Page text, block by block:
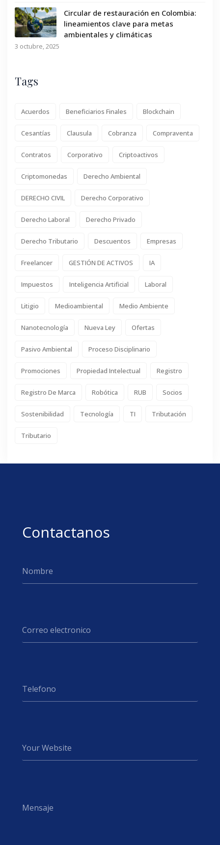
Circular de restauración en Colombia:
lineamientos clave para metas
ambientales y climáticas
3 octubre, 2025
Tags
Acuerdos Beneficiarios Finales Blockchain
Cesantías Clausula Cobranza Compraventa
Contratos Corporativo Criptoactivos
Criptomonedas Derecho Ambiental
DERECHO CIVIL Derecho Corporativo
Derecho Laboral Derecho Privado
Derecho Tributario Descuentos Empresas
Freelancer GESTIÓN DE ACTIVOS IA
Impuestos Inteligencia Artificial Laboral
Litigio Medioambiental Medio Ambiente
Nanotecnología Nueva Ley Ofertas
Pasivo Ambiental Proceso Disciplinario
Promociones Propiedad Intelectual Registro
Registro De Marca Robótica RUB Socios
Sostenibilidad Tecnología TI Tributación
Tributario
Contactanos